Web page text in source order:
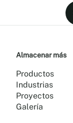
Almacenar más
Productos
Industrias
Proyectos
Galería